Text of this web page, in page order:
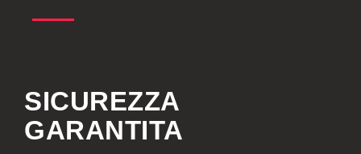
SICUREZZA
GARANTITA